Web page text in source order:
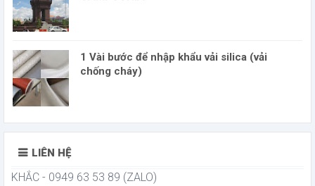
1 Vài bước để nhập khẩu vải silica (vải
chống cháy)
LIÊN HỆ
KHẮC - 0949 63 53 89 (ZALO)